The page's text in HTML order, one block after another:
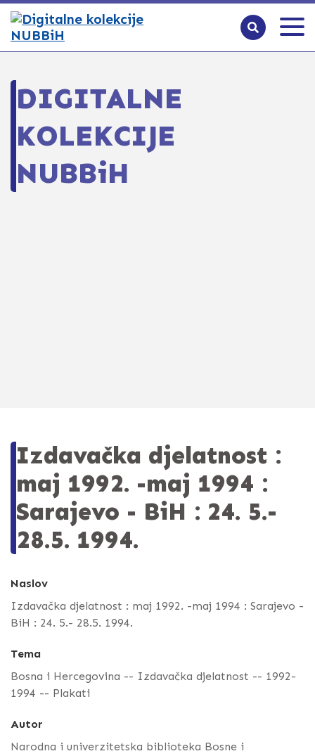
DIGITALNE
KOLEKCIJE
NUBBiH
Izdavačka djelatnost :
maj 1992. -maj 1994 :
Sarajevo - BiH : 24. 5.-
28.5. 1994.
Naslov
Izdavačka djelatnost : maj 1992. -maj 1994 : Sarajevo -
BiH : 24. 5.- 28.5. 1994.
Tema
Bosna i Hercegovina -- Izdavačka djelatnost -- 1992-
1994 -- Plakati
Autor
Narodna i univerzitetska biblioteka Bosne i